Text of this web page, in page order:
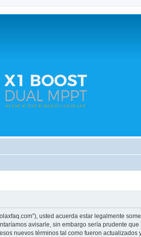
usted acuerda estar legalmente
avisarle, sin embargo sería prudente
nuevos términos tal como fueron actualizados